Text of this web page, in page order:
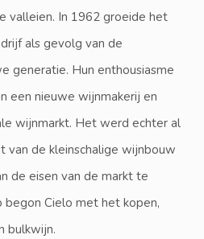
valleien. In 1962 groeide het
als gevolg van de
generatie. Hun enthousiasme
een nieuwe wijnmakerij en
wijnmarkt. Het werd echter al
van de kleinschalige wijnbouw
de eisen van de markt te
Cielo met het kopen,
bulkwijn.